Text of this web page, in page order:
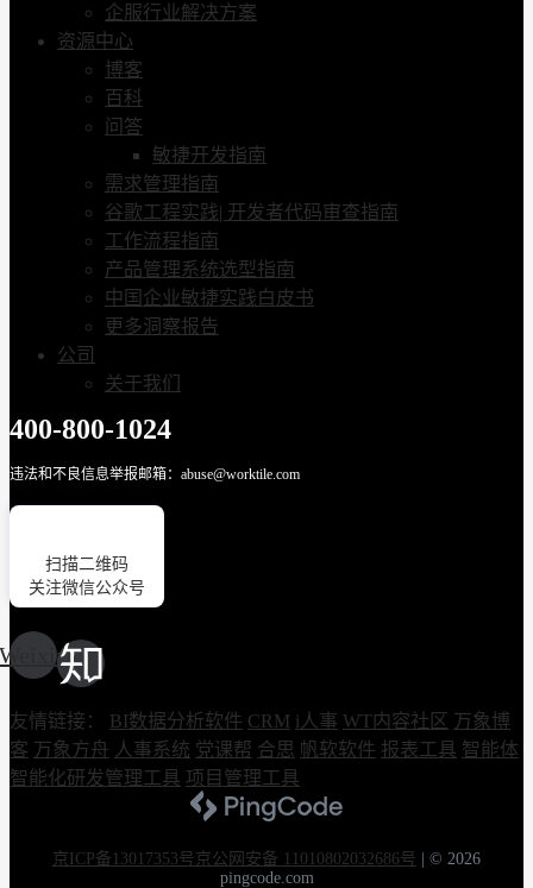
企服行业解决方案
资源中心
博客
百科
问答
敏捷开发指南
需求管理指南
谷歌工程实践| 开发者代码审查指南
工作流程指南
产品管理系统选型指南
中国企业敏捷实践白皮书
更多洞察报告
公司
关于我们
400-800-1024
违法和不良信息举报邮箱：abuse@worktile.com
扫描二维码
关注微信公众号
Weixin
友情链接： BI数据分析软件 CRM i人事 WT内容社区 万象博
客 万象方舟 人事系统 党课帮 合思 帆软软件 报表工具 智能体
智能化研发管理工具 项目管理工具
京ICP备13017353号京公网安备 11010802032686号 | © 2026
pingcode.com